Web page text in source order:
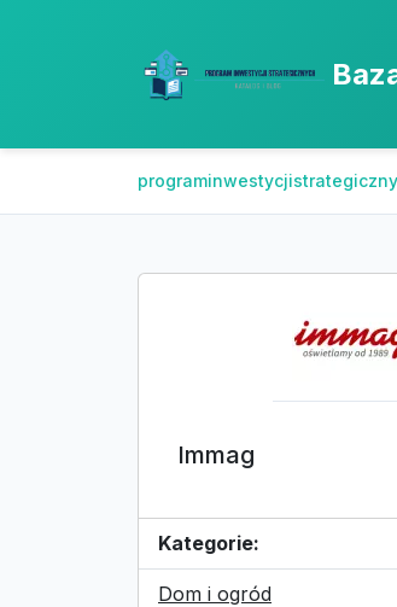
Immag
Kategorie:
Dom i ogród